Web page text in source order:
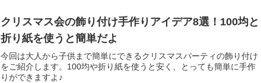
クリスマス会の飾り付け手作りアイデア8選！100均と
折り紙を使うと簡単だよ
今回は大人から子供まで簡単にできるクリスマスパーティの飾り付け
をご紹介します。100均や折り紙を使うと安く、とっても簡単に手作
りができますよ♪